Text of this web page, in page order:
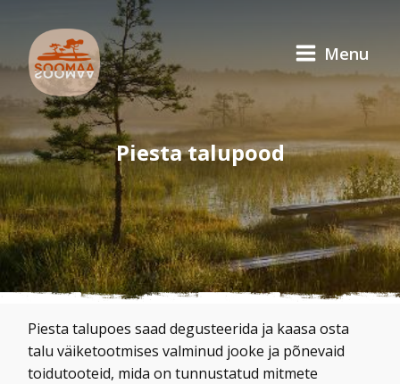
Menu
Piesta talupood
Piesta talupoes saad degusteerida ja kaasa osta
talu väiketootmises valminud jooke ja põnevaid
toidutooteid, mida on tunnustatud mitmete